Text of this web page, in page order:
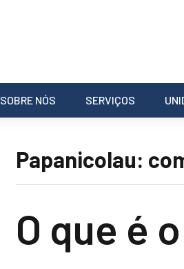
SOBRE NÓS SERVIÇOS
Papanicolau:
O que é